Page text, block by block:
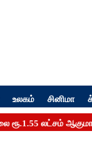
உலகம் சினிமா